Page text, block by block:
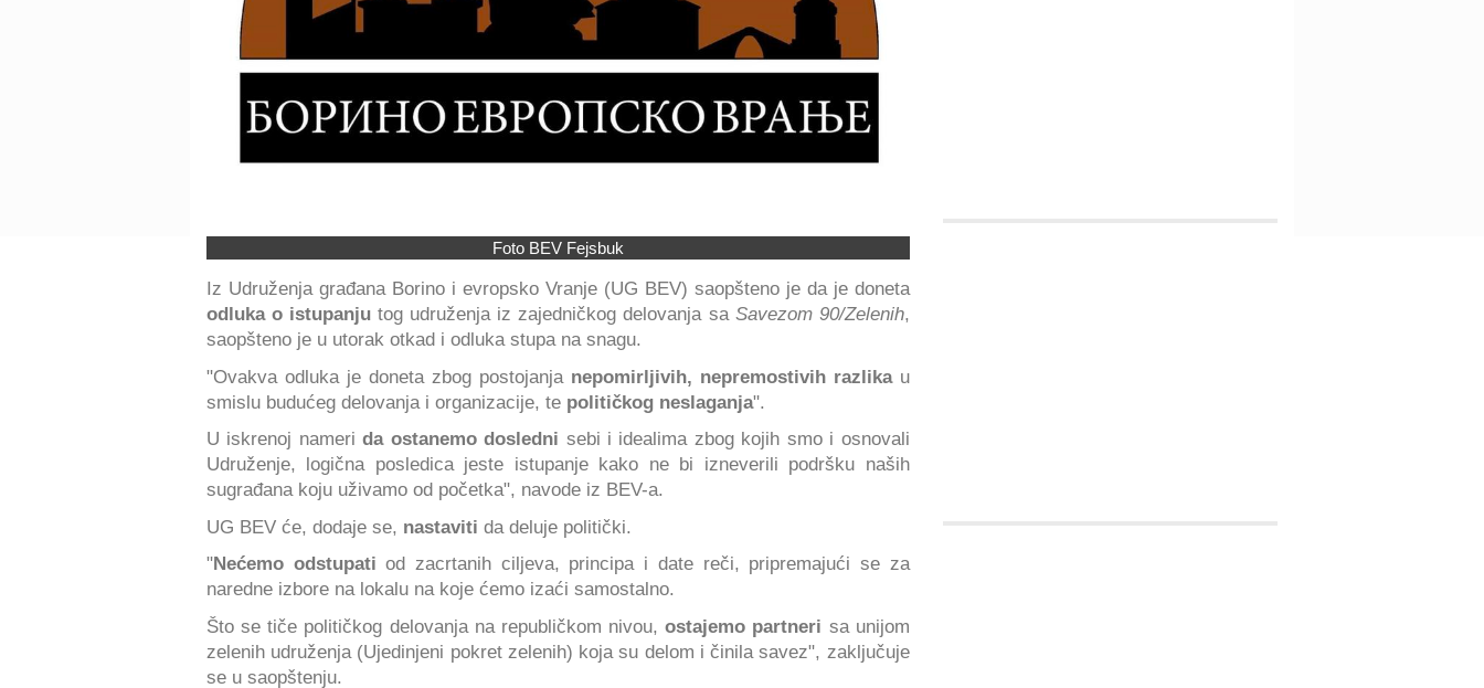
Foto BEV Fejsbuk
Iz Udruženja građana Borino i evropsko Vranje (UG BEV) saopšteno je da je doneta
odluka o istupanjutog udruženja iz zajedničkog delovanja sa Savezom 90/Zelenih,
saopšteno je u utorak otkad i odluka stupa na snagu.
"Ovakva odluka je doneta zbog postojanja nepomirljivih, nepremostivih razlikau
smislu budućeg delovanja i organizacije, te političkog neslaganja".
U iskrenoj nameri da ostanemo dosledni sebi i idealima zbog kojih smo i osnovali
Udruženje, logična posledica jeste istupanje kako ne bi izneverili podršku naših
sugrađana koju uživamo od početka", navode iz BEV-a.
UG BEV će, dodaje se, nastaviti da deluje politički.
"Nećemo odstupatiod zacrtanih ciljeva, principa i date reči, pripremajući se za
naredne izbore na lokalu na koje ćemo izaći samostalno.
Što se tiče političkog delovanja na republičkom nivou,ostajemo partneri sa unijom
zelenih udruženja (Ujedinjeni pokret zelenih) koja su delom i činila savez", zaključuje
se u saopštenju.